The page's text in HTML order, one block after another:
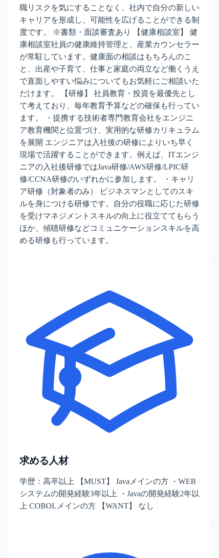
職リスクを気にすることなく、社内で自分の新しい
キャリアを形成し、可能性を広げることができる制
度です。 ※書類・面談審査あり 【健康相談室】 健
康相談室社員の健康維持管理と、産業カウンセラー
が常駐しています。健康面の相談はもちろんのこ
と、出産や子育て、仕事と家庭の両立など働くうえ
で直面しやすい悩みについてもお気軽にご相談いた
だけます。 【研修】 社員教育・投資を最優先とし
て考えており、毎年教育予算などの確保も行ってい
ます。 ・提携する技術者専門教育会社をエンジニ
ア教育機関と位置づけ、実用的な研修カリキュラム
を展開 エンジニアは入社後の研修によりいち早く
現場で活躍することができます。例えば、ITエンジ
ニアの入社後研修ではJava研修/AWS研修/LPIC研
修/CCNA研修のいずれかに参加します。 ・キャリ
ア研修（対象者のみ） ビジネスマンとしてのスキ
ルを身につける研修です。自分の役職に応じた研修
を受けマネジメントスキルの向上に役立ててもらう
ほか、傾聴研修などコミュニケーションスキルを高
める研修も行っています。
求める人材
学歴：高卒以上 【MUST】 Javaメインの方 ・WEB
システムの開発経験3年以上 ・Javaの開発経験2年以
上 COBOLメインの方 【WANT】 なし